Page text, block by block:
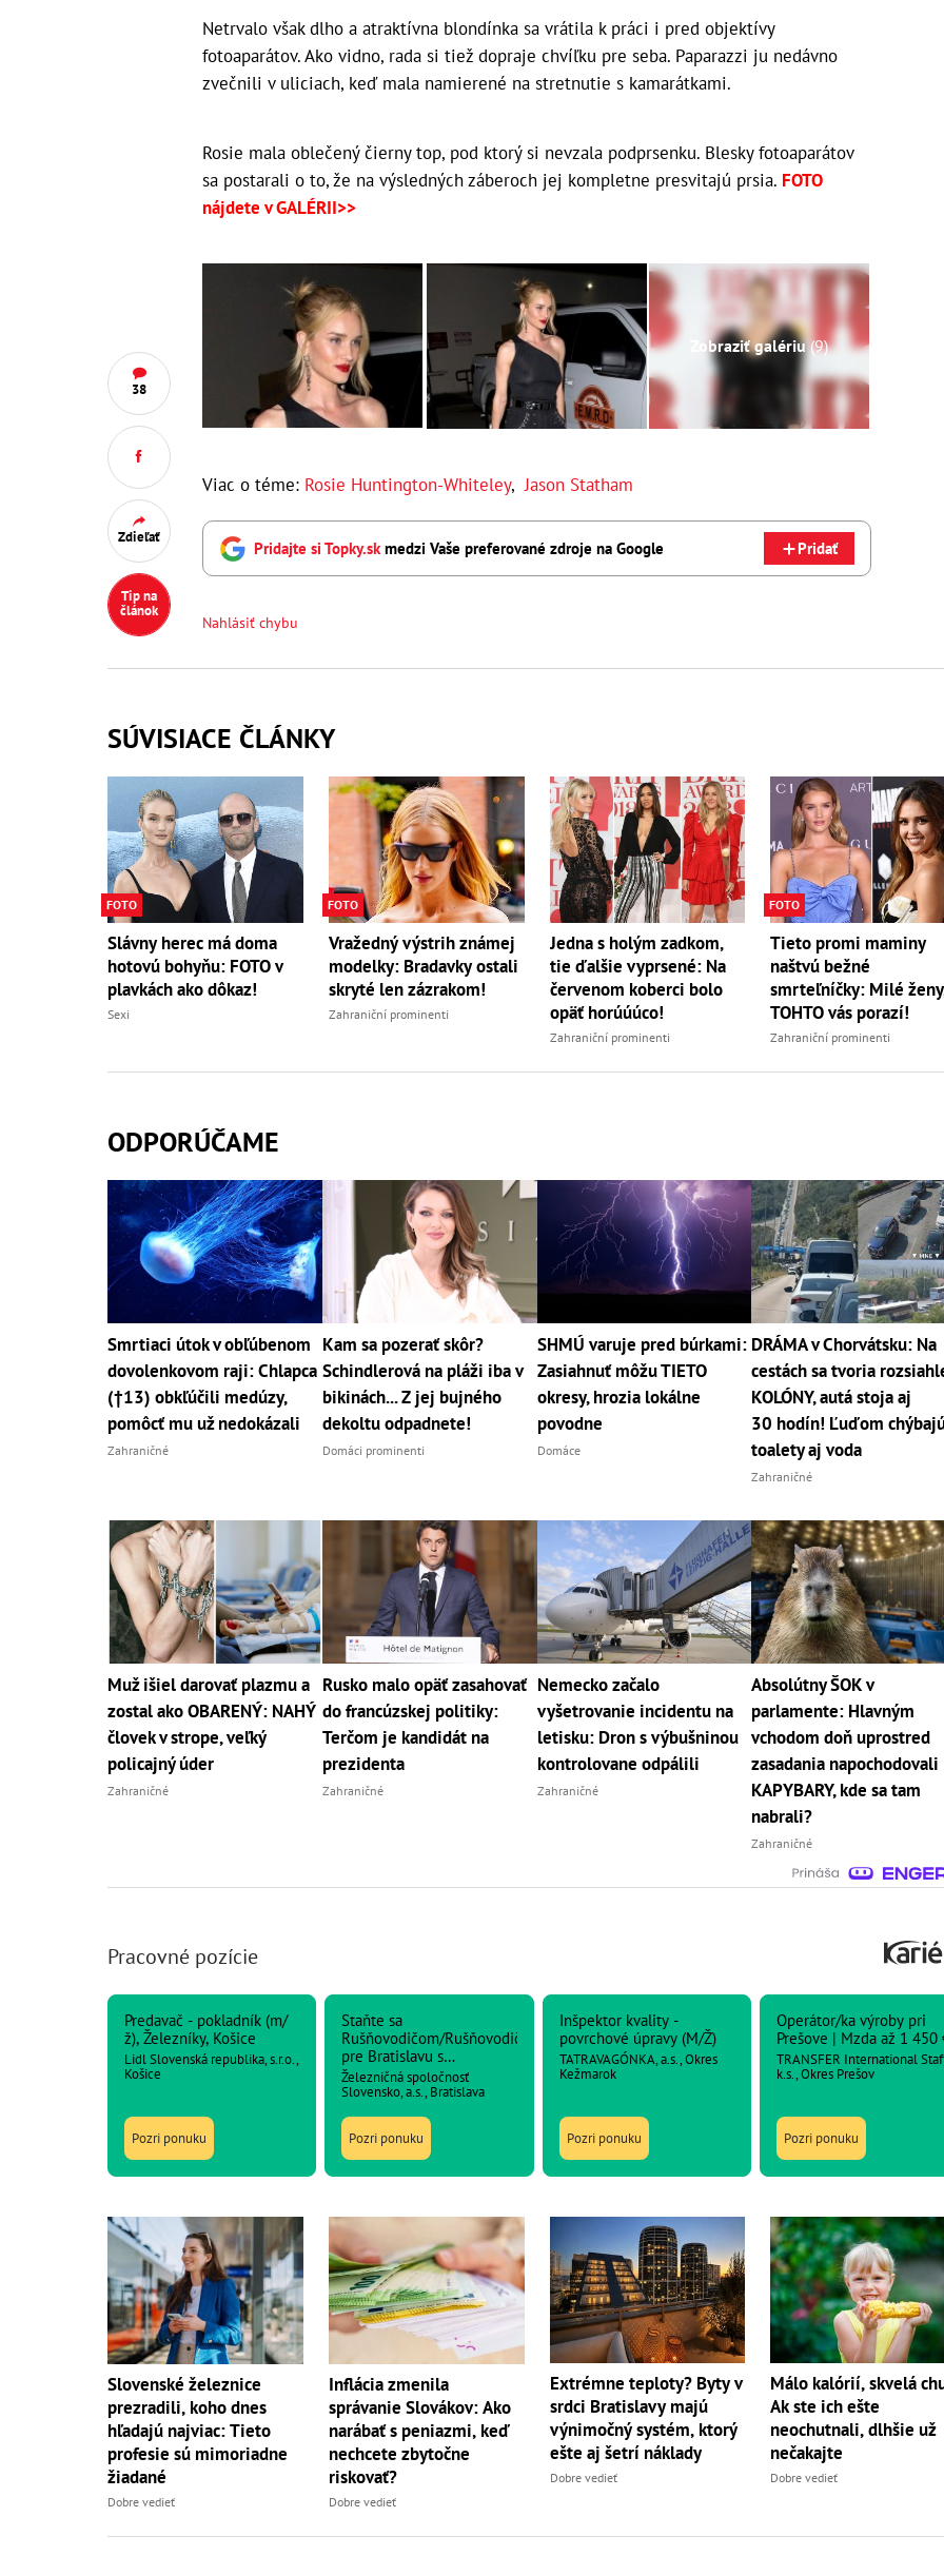
38
Zdieľať
Tip na
článok
Netrvalo však dlho a atraktívna blondínka sa vrátila k práci i pred objektívy
fotoaparátov. Ako vidno, rada si tiež dopraje chvíľku pre seba. Paparazzi ju nedávno
zvečnili v uliciach, keď mala namierené na stretnutie s kamarátkami.
Rosie mala oblečený čierny top, pod ktorý si nevzala podprsenku. Blesky fotoaparátov
sa postarali o to, že na výsledných záberoch jej kompletne presvitajú prsia. FOTO
nájdete v GALÉRII>>
Zobraziť galériu(9)
Viac o téme: Rosie Huntington-Whiteley,Jason Statham
Pridajte si Topky.sk medzi Vaše preferované zdroje na Google Pridať
Nahlásiť chybu
SÚVISIACE ČLÁNKY
FOTO
Slávny herec má doma
hotovú bohyňu: FOTO v
plavkách ako dôkaz!
Sexi
FOTO
Vražedný výstrih známej
modelky: Bradavky ostali
skryté len zázrakom!
Zahraniční prominenti
Jedna s holým zadkom,
tie ďalšie vyprsené: Na
červenom koberci bolo
opäť horúúúco!
Zahraniční prominenti
FOTO
Tieto promi maminy
naštvú bežné
smrteľníčky: Milé
TOHTO vás porazí!
Zahraniční prominenti
ODPORÚČAME
Smrtiaci útok v obľúbenom
dovolenkovom raji: Chlapca
(†13) obkľúčili medúzy,
pomôcť mu už nedokázali
Zahraničné
Kam sa pozerať skôr?
Schindlerová na pláži iba v
bikinách... Z jej bujného
dekoltu odpadnete!
Domáci prominenti
SHMÚ varuje pred búrkami:
Zasiahnuť môžu TIETO
okresy, hrozia lokálne
povodne
Domáce
DRÁMA v Chorvátsku: Na
cestách sa tvoria
KOLÓNY, autá stoja aj
30 hodín! Ľuďom
toalety aj voda
Zahraničné
Muž išiel darovať plazmu a
zostal ako OBARENÝ: NAHÝ
človek v strope, veľký
policajný úder
Zahraničné
Rusko malo opäť zasahovať
do francúzskej politiky:
Terčom je kandidát na
prezidenta
Zahraničné
Nemecko začalo
vyšetrovanie incidentu na
letisku: Dron s výbušninou
kontrolovane odpálili
Zahraničné
Absolútny ŠOK v
parlamente: Hlavným
vchodom doň uprostred
zasadania napochodovali
KAPYBARY, kde sa tam
nabrali?
Zahraničné
Pracovné pozície
Predavač - pokladník (m/
ž), Železníky, Košice
Lidl Slovenská republika, s.r.o.,
Košice
Pozri ponuku
Staňte sa
Rušňovodičom/Rušňovodičkou
pre Bratislavu s
náborovým príspevkom
2400€
Železničná spoločnosť
Slovensko, a.s., Bratislava
Pozri ponuku
Inšpektor kvality -
povrchové úpravy (M/Ž)
TATRAVAGÓNKA, a.s., Okres
Kežmarok
Pozri ponuku
Operátor/ka výroby pri
Prešove | Mzda až 1 450
TRANSFER International
k.s., Okres Prešov
Pozri ponuku
Slovenské železnice
prezradili, koho dnes
hľadajú najviac: Tieto
profesie sú mimoriadne
žiadané
Dobre vedieť
Inflácia zmenila
správanie Slovákov: Ako
narábať s peniazmi, keď
nechcete zbytočne
riskovať?
Dobre vedieť
Extrémne teploty? Byty v
srdci Bratislavy majú
výnimočný systém, ktorý
ešte aj šetrí náklady
Dobre vedieť
Málo kalórií, skvelá
Ak ste ich ešte
neochutnali, dlhšie už
nečakajte
Dobre vedieť